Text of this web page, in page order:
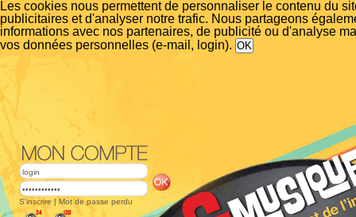
Les cookies nous permettent de personnaliser le contenu du
publicitaires et d'analyser notre trafic. Nous partageons
informations avec nos partenaires, de publicité ou d'analyse
vos données personnelles (e-mail, login).
S'inscrire | Mot de passe perdu